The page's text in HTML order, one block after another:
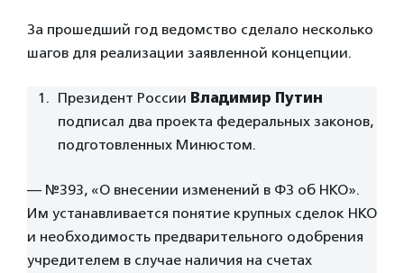
За прошедший год ведомство сделало несколько
шагов для реализации заявленной концепции.
Президент России Владимир Путин
подписал два проекта федеральных законов,
подготовленных Минюстом.
— №393, «О внесении изменений в ФЗ об НКО».
Им устанавливается понятие крупных сделок НКО
и необходимость предварительного одобрения
учредителем в случае наличия на счетах